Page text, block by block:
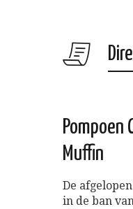
Pompoen
Muffin
De
in de ban